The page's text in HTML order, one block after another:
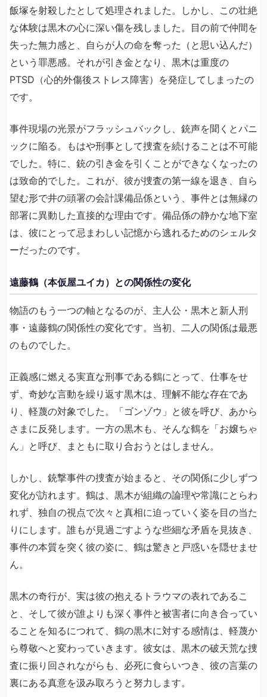
飯塚を射殺したとして処理されました。しかし、この壮絶
な体験は黒木の心に深い傷を残しました。目の前で仲間を
失った無力感と、自らが人の命を奪った（と思い込んだ）
という罪悪感。それが引き金となり、黒木は重度の
PTSD（心的外傷後ストレス障害）を発症してしまったの
です。
事件現場の光景がフラッシュバックし、銃声を聞くとパニ
ックに陥る。もはや刑事として捜査を続けることは不可能
でした。特に、銃の引き金を引くことができなくなったの
は致命的でした。これが、彼が捜査の第一線を退き、自ら
望む形で井の頭署の会計課備品係という、事件とは無縁の
部署に異動した直接的な理由です。備品係の静かな地下室
は、彼にとって忌まわしい記憶から逃れるためのシェルタ
ーだったのです。
遠藤鶴（本仮屋ユイカ）との関係性の変化
物語のもう一つの軸となるのが、主人公・黒木と新人刑
事・遠藤鶴の関係性の変化です。当初、二人の関係は最悪
のものでした。
正義感に燃える実直な刑事である鶴にとって、仕事をせ
ず、奇妙な言動を繰り返す黒木は、理解不能な存在であ
り、軽蔑の対象でした。「ゴンゾウ」と彼を呼び、あから
さまに反発します。一方の黒木も、そんな鶴を「お嬢ちゃ
ん」と呼び、まともに取り合おうとはしません。
しかし、銃撃事件の捜査が始まると、その関係に少しずつ
変化が訪れます。鶴は、黒木が組織の論理や常識にとらわ
れず、独自の視点で次々と真相に迫っていく姿を目の当た
りにします。誰もが見過ごすような些細な矛盾を見抜き、
事件の本質を突く彼の姿に、鶴は驚きと戸惑いを隠せませ
ん。
黒木の奇行が、実は彼の抱えるトラウマの表れであるこ
と、そして彼が誰よりも深く事件と被害者に向き合ってい
ることを知るにつれて、鶴の黒木に対する感情は、軽蔑か
ら尊敬へと変わっていきます。彼女は、黒木の破天荒な捜
査に振り回されながらも、必死に食らいつき、彼の言葉の
裏にある真意を汲み取ろうと努力します。